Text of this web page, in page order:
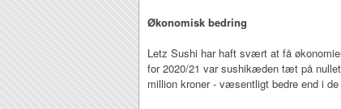
Økonomisk bedring
Letz Sushi har haft svært at få
for 2020/21 var sushikæden tæt på
million kroner - væsentligt bedre end i de